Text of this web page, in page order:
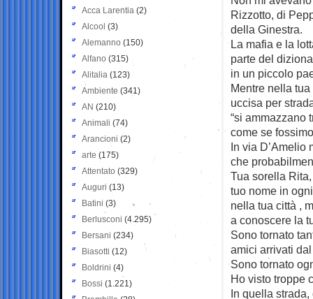
Rizzotto, di
della Ginestra.
La mafia e la
parte del
in un piccolo
Mentre nella
uccisa per
“si ammazzano
come se
In via D’Amelio
che
Tua sorella
tuo nome in
nella tua città ,
a conoscere la
Sono tornato
amici arrivati
Sono tornato
Ho visto troppe
In quella
Acca Larentia (2)
Alcool (3)
Alemanno (150)
Alfano (315)
Alitalia (123)
Ambiente (341)
AN (210)
Animali (74)
Arancioni (2)
arte (175)
Attentato (329)
Auguri (13)
Batini (3)
Berlusconi (4.295)
Bersani (234)
Biasotti (12)
Boldrini (4)
Bossi (1.221)